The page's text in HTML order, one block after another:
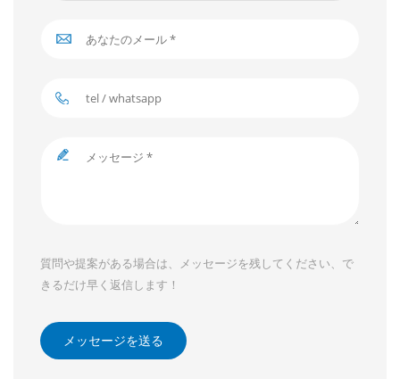
質問や提案がある場合は、メッセージを残してください、で
きるだけ早く返信します！
メッセージを送る